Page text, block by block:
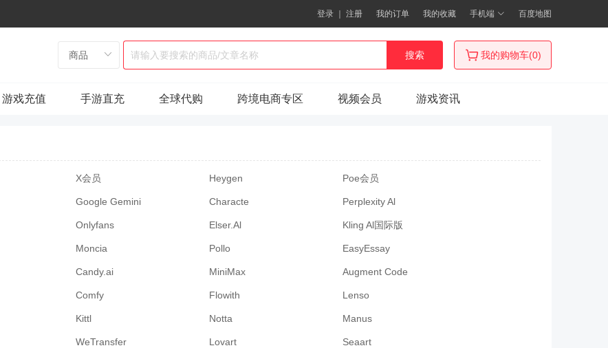
登录 ｜ 注册 我的订单 我的收藏 手机端 百度地图
搜索 我的购物车(0)
游戏充值 手游直充 全球代购 跨境电商专区 视频会员 游戏资讯
X会员 Heygen Poe会员
Google Gemini Characte Perplexity Al
Onlyfans Elser.Al Kling Al国际版
Moncia Pollo EasyEssay
Candy.ai MiniMax Augment Code
Comfy Flowith Lenso
Kittl Notta Manus
WeTransfer Lovart Seaart